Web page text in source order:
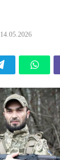
14.05.2026